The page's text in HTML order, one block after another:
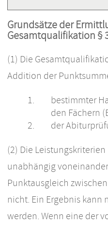
Grundsätze der
Gesamtqualifikation §
(1) Die
Addition der
bestimmter
den Fächern
der
(2) Die
unabhängig
Punktausgleich
nicht. Ein Ergebnis
werden. Wenn eine der